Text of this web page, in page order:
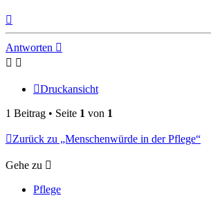
Antworten
Druckansicht
1 Beitrag • Seite 1 von 1
Zurück zu „Menschenwürde in der Pflege“
Gehe zu
Pflege